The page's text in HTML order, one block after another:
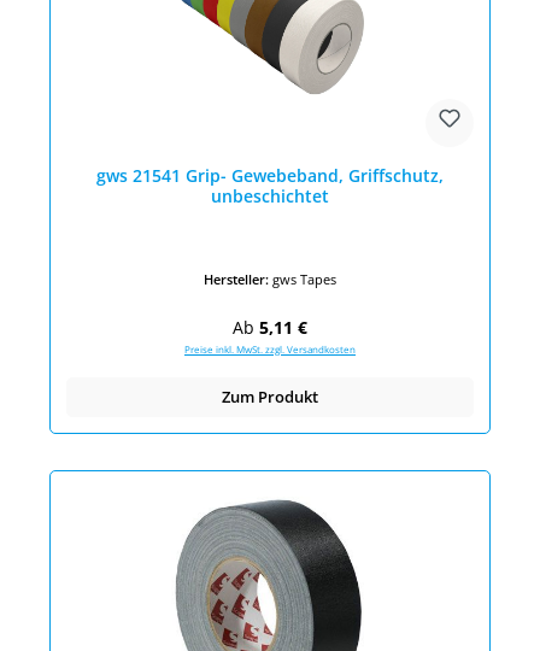
gws 21541 Grip- Gewebeband, Griffschutz,
unbeschichtet
Hersteller: gws Tapes
Regulärer Preis:
Ab 5,11 €
Preise inkl. MwSt. zzgl. Versandkosten
Zum Produkt